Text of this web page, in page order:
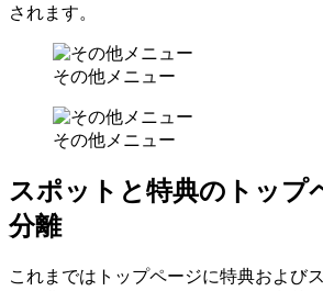
されます。
その他メニュー
その他メニュー
スポットと特典のトップ
分離
これまではトップページに特典および